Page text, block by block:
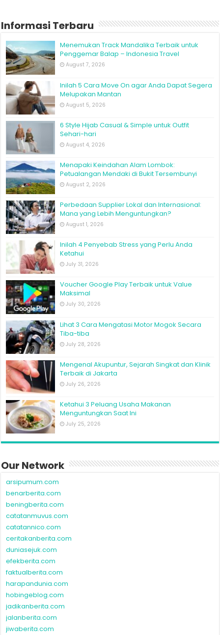
Informasi Terbaru
Menemukan Track Mandalika Terbaik untuk
Penggemar Balap – Indonesia Travel
August 7, 2026
Inilah 5 Cara Move On agar Anda Dapat Segera
Melupakan Mantan
August 5, 2026
6 Style Hijab Casual & Simple untuk Outfit
Sehari-hari
August 4, 2026
Menapaki Keindahan Alam Lombok:
Petualangan Mendaki di Bukit Tersembunyi
August 2, 2026
Perbedaan Supplier Lokal dan Internasional:
Mana yang Lebih Menguntungkan?
August 1, 2026
Inilah 4 Penyebab Stress yang Perlu Anda
Ketahui
July 31, 2026
Voucher Google Play Terbaik untuk Value
Maksimal
July 30, 2026
Lihat 3 Cara Mengatasi Motor Mogok Secara
Tiba-tiba
July 28, 2026
Mengenal Akupuntur, Sejarah Singkat dan Klinik
Terbaik di Jakarta
July 26, 2026
Ketahui 3 Peluang Usaha Makanan
Menguntungkan Saat Ini
July 25, 2026
Our Network
arsipumum.com
benarberita.com
beningberita.com
catatanmuvus.com
catatannico.com
ceritakanberita.com
duniasejuk.com
efekberita.com
faktualberita.com
harapandunia.com
hobingeblog.com
jadikanberita.com
jalanberita.com
jiwaberita.com